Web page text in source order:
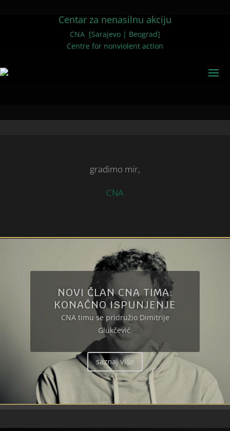
Centar za nenasilnu akciju
CNA [Sarajevo | Beograd]
Centre for nonviolent action
gradimo mir,
CNA
NOVI ČLAN CNA TIMA:
KONAČNO ISPUNJENJE
CNA timu se pridružio Dimitrije
Glukčević.
saznaj više